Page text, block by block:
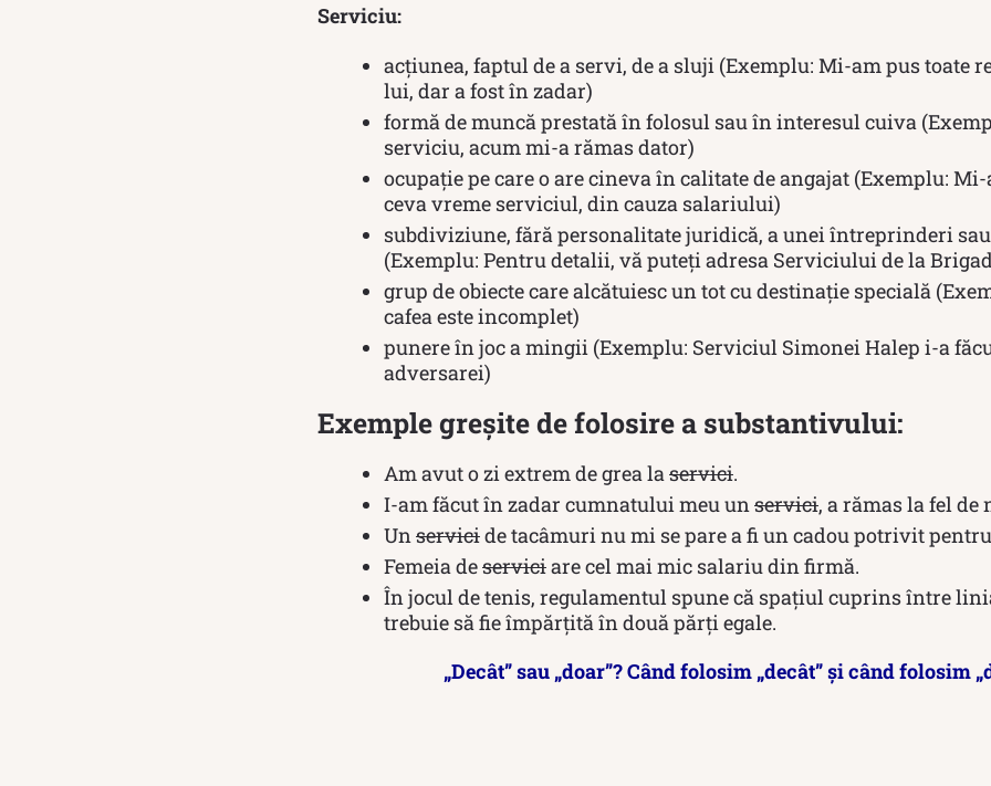
Serviciu:
acțiunea, faptul de a servi, de a sluji (Exemplu: Mi-am pus toate
lui, dar a fost în zadar)
formă de muncă prestată în folosul sau în interesul cuiva
serviciu, acum mi-a rămas dator)
ocupație pe care o are cineva în calitate de angajat (Exemplu:
ceva vreme serviciul, din cauza salariului)
subdiviziune, fără personalitate juridică, a unei întreprinderi
(Exemplu: Pentru detalii, vă puteți adresa Serviciului de la
grup de obiecte care alcătuiesc un tot cu destinație specială
cafea este incomplet)
punere în joc a mingii (Exemplu: Serviciul Simonei Halep i-a
adversarei)
Exemple greșite de folosire a substantivului:
Am avut o zi extrem de grea la servici.
I-am făcut în zadar cumnatului meu un servici, a rămas la fel de
Un servicide tacâmuri nu mi se pare a fi un cadou potrivit
Femeia deserviciare cel mai mic salariu din firmă.
În jocul de tenis, regulamentul spune că spațiul cuprins între
trebuie să fie împărțită în două părți egale.
„Decât” sau „doar”? Când folosim „decât” și când folosim